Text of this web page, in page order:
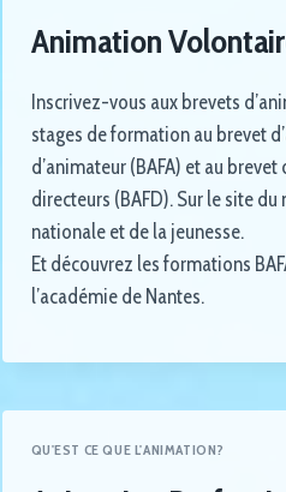
Animation
Inscrivez-vous aux brevets
stages de formation au brevet
d’animateur (BAFA) et au
directeurs (BAFD). Sur le site
nationale et de la jeunesse.
Et découvrez les formations
l’académie de Nantes.
QU'EST CE QUE L'ANIMATION?